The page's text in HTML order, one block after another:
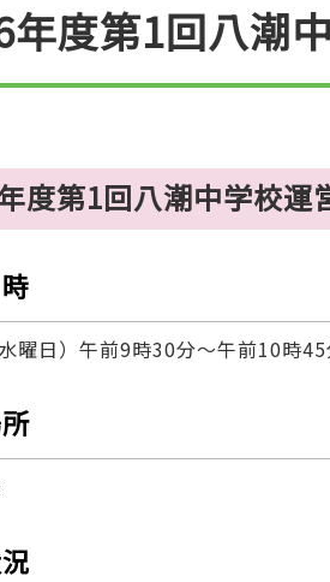
年度第1回八潮
度第1回八潮中学校運
曜日）午前9時30分～午前10時